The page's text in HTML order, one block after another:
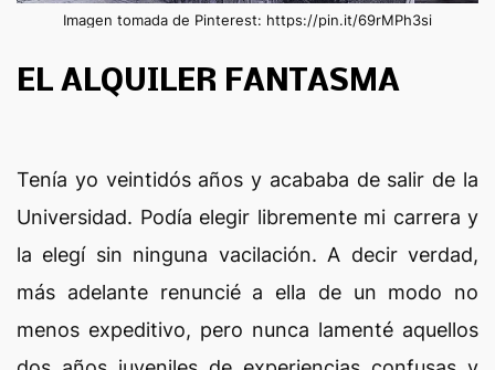
Imagen tomada de Pinterest: https://pin.it/69rMPh3si
EL ALQUILER FANTASMA
Tenía yo veintidós años y acababa de salir de la
Universidad. Podía elegir libremente mi carrera y
la elegí sin ninguna vacilación. A decir verdad,
más adelante renuncié a ella de un modo no
menos expeditivo, pero nunca lamenté aquellos